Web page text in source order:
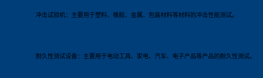
冲击试验机：主要用于塑料、橡胶、金属、包装材料等材料的冲击性能测试。
耐久性测试设备：主要用于电动工具、家电、汽车、电子产品等产品的耐久性测试。